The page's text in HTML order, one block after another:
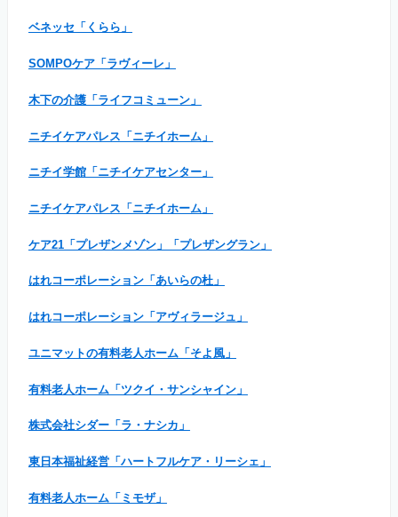
ベネッセ「くらら」
SOMPOケア「ラヴィーレ」
木下の介護「ライフコミューン」
ニチイケアパレス「ニチイホーム」
ニチイ学館「ニチイケアセンター」
ニチイケアパレス「ニチイホーム」
ケア21「プレザンメゾン」「プレザングラン」
はれコーポレーション「あいらの杜」
はれコーポレーション「アヴィラージュ」
ユニマットの有料老人ホーム「そよ風」
有料老人ホーム「ツクイ・サンシャイン」
株式会社シダー「ラ・ナシカ」
東日本福祉経営「ハートフルケア・リーシェ」
有料老人ホーム「ミモザ」